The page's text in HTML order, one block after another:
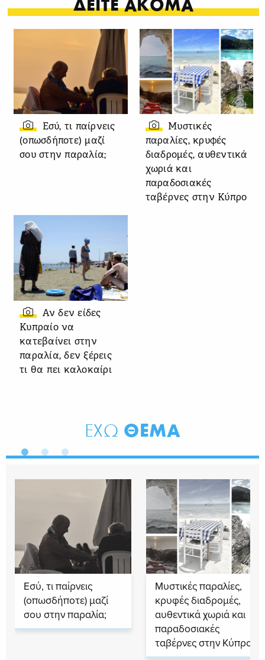
ΔΕΙΤΕ ΑΚΟΜΑ
Εσύ, τι παίρνεις
(οπωσδήποτε) μαζί
σου στην παραλία;
Μυστικές
παραλίες, κρυφές
διαδρομές, αυθεντικά
χωριά και
παραδοσιακές
ταβέρνες στην Κύπρο
Αν δεν είδες
Κυπραίο να
κατεβαίνει στην
παραλία, δεν ξέρεις
τι θα πει καλοκαίρι
ΕΧΩ ΘΕΜΑ
Εσύ, τι παίρνεις
(οπωσδήποτε) μαζί
σου στην παραλία;
Μυστικές παραλίες,
κρυφές διαδρομές,
αυθεντικά χωριά και
παραδοσιακές
ταβέρνες στην Κύπρο